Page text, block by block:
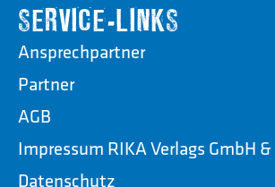
SERVICE-LINKS
Ansprechpartner
Partner
AGB
Impressum RIKA Verlags GmbH &
Datenschutz